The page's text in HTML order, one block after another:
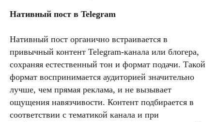
Нативный пост в Telegram
Нативный пост органично встраивается в
привычный контент Telegram-канала или блогера,
сохраняя естественный тон и формат подачи. Такой
формат воспринимается аудиторией значительно
лучше, чем прямая реклама, и не вызывает
ощущения навязчивости. Контент подбирается в
соответствии с тематикой канала и при